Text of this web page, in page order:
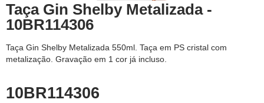
Taça Gin Shelby Metalizada -
10BR114306
Taça Gin Shelby Metalizada 550ml. Taça em PS cristal com
metalização. Gravação em 1 cor já incluso.
10BR114306